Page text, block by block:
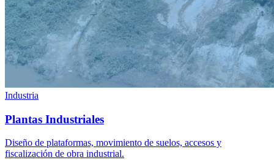
Industria
Plantas Industriales
Diseño de plataformas, movimiento de suelos, accesos y
fiscalización de obra industrial.